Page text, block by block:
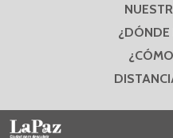
¿DÓNDE